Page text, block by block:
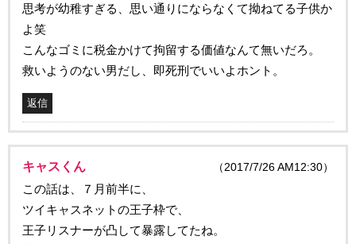
思考が幼稚すぎる、思い通りにならなくて拗ねてる子供か
よ笑
こんなゴミに税金かけて拘留する価値なんて無いだろ。
救いようのない男だし、即死刑でいいよホント。
返信
キャスくん （2017/7/26 AM12:30）
この話は、７月前半に、
ツイキャスネットの王子枠で、
王子リスナーが凸して暴露してたね。